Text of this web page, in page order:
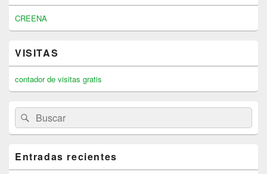
CREENA
VISITAS
contador de visitas gratis
Buscar
por:
Buscar
Entradas recientes